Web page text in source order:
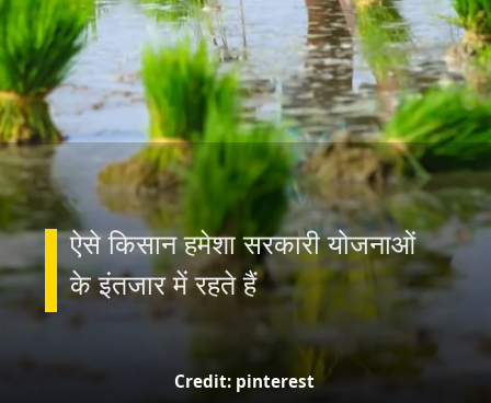
ऐसे किसान हमेशा सरकारी योजनाओं
के इंतजार में रहते हैं
Credit: pinterest